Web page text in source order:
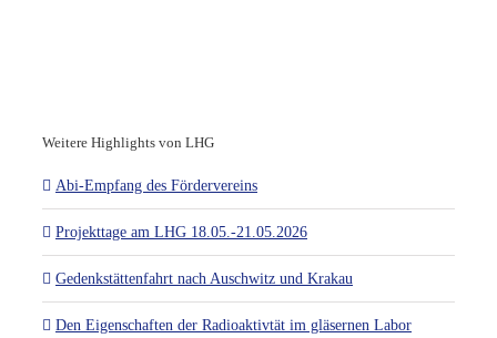
Weitere Highlights von LHG
Abi-Empfang des Fördervereins
Projekttage am LHG 18.05.-21.05.2026
Gedenkstättenfahrt nach Auschwitz und Krakau
Den Eigenschaften der Radioaktivtät im gläsernen Labor